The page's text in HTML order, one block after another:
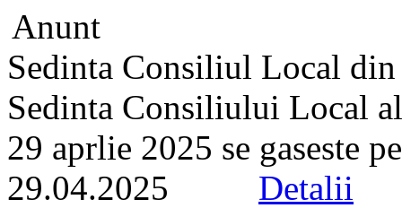
Sedinta Consiliul Local
Sedinta Consiliului Local
29 aprlie 2025 se gaseste
29.04.2025 Detalii